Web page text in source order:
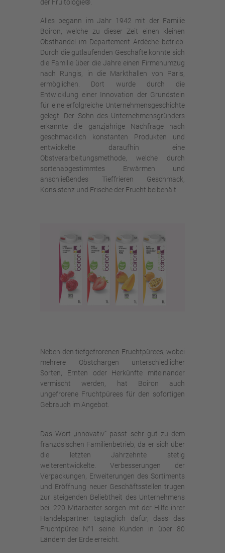
der Fruitologie®.
Alles begann im Jahr 1942 mit der Familie
Boiron, welche zu dieser Zeit einen kleinen
Obsthandel im Departement Ardèche betrieb.
Durch die gutlaufenden Geschäfte konnte sich
die Familie über die Jahre einen Firmenumzug
nach Rungis, in die Markthallen von Paris,
ermöglichen. Dort wurde durch die
Entwicklung einer Innovation der Grundstein
für eine erfolgreiche Unternehmensgeschichte
gelegt. Der Sohn des Unternehmensgründers
erkannte die ganzjährige Nachfrage nach
geschmacklich konstanten Produkten und
entwickelte daraufhin eine
Obstverarbeitungsmethode, welche durch
sortenabgestimmtes Erwärmen und
anschließendes Tieffrieren Geschmack,
Konsistenz und Frische der Frucht beibehält.
Neben den tiefgefrorenen Fruchtpürees, wobei
mehrere Obstchargen unterschiedlicher
Sorten, Ernten oder Herkünfte miteinander
vermischt werden, hat Boiron auch
ungefrorene Fruchtpürees für den sofortigen
Gebrauch im Angebot.
Das Wort „innovativ“ passt sehr gut zu dem
französischen Familienbetrieb, da er sich über
die letzten Jahrzehnte stetig
weiterentwickelte. Verbesserungen der
Verpackungen, Erweiterungen des Sortiments
und Eröffnung neuer Geschäftsstellen trugen
zur steigenden Beliebtheit des Unternehmens
bei. 220 Mitarbeiter sorgen mit der Hilfe ihrer
Handelspartner tagtäglich dafür, dass das
Fruchtpüree N°1 seine Kunden in über 80
Ländern der Erde erreicht.